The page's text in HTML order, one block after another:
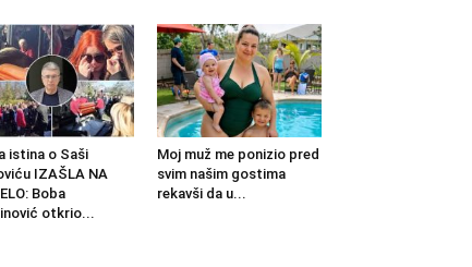
istina o Saši
IZAŠLA NA
Boba
otkrio...
Moj muž me ponizio pred
svim našim gostima
rekavši da u...